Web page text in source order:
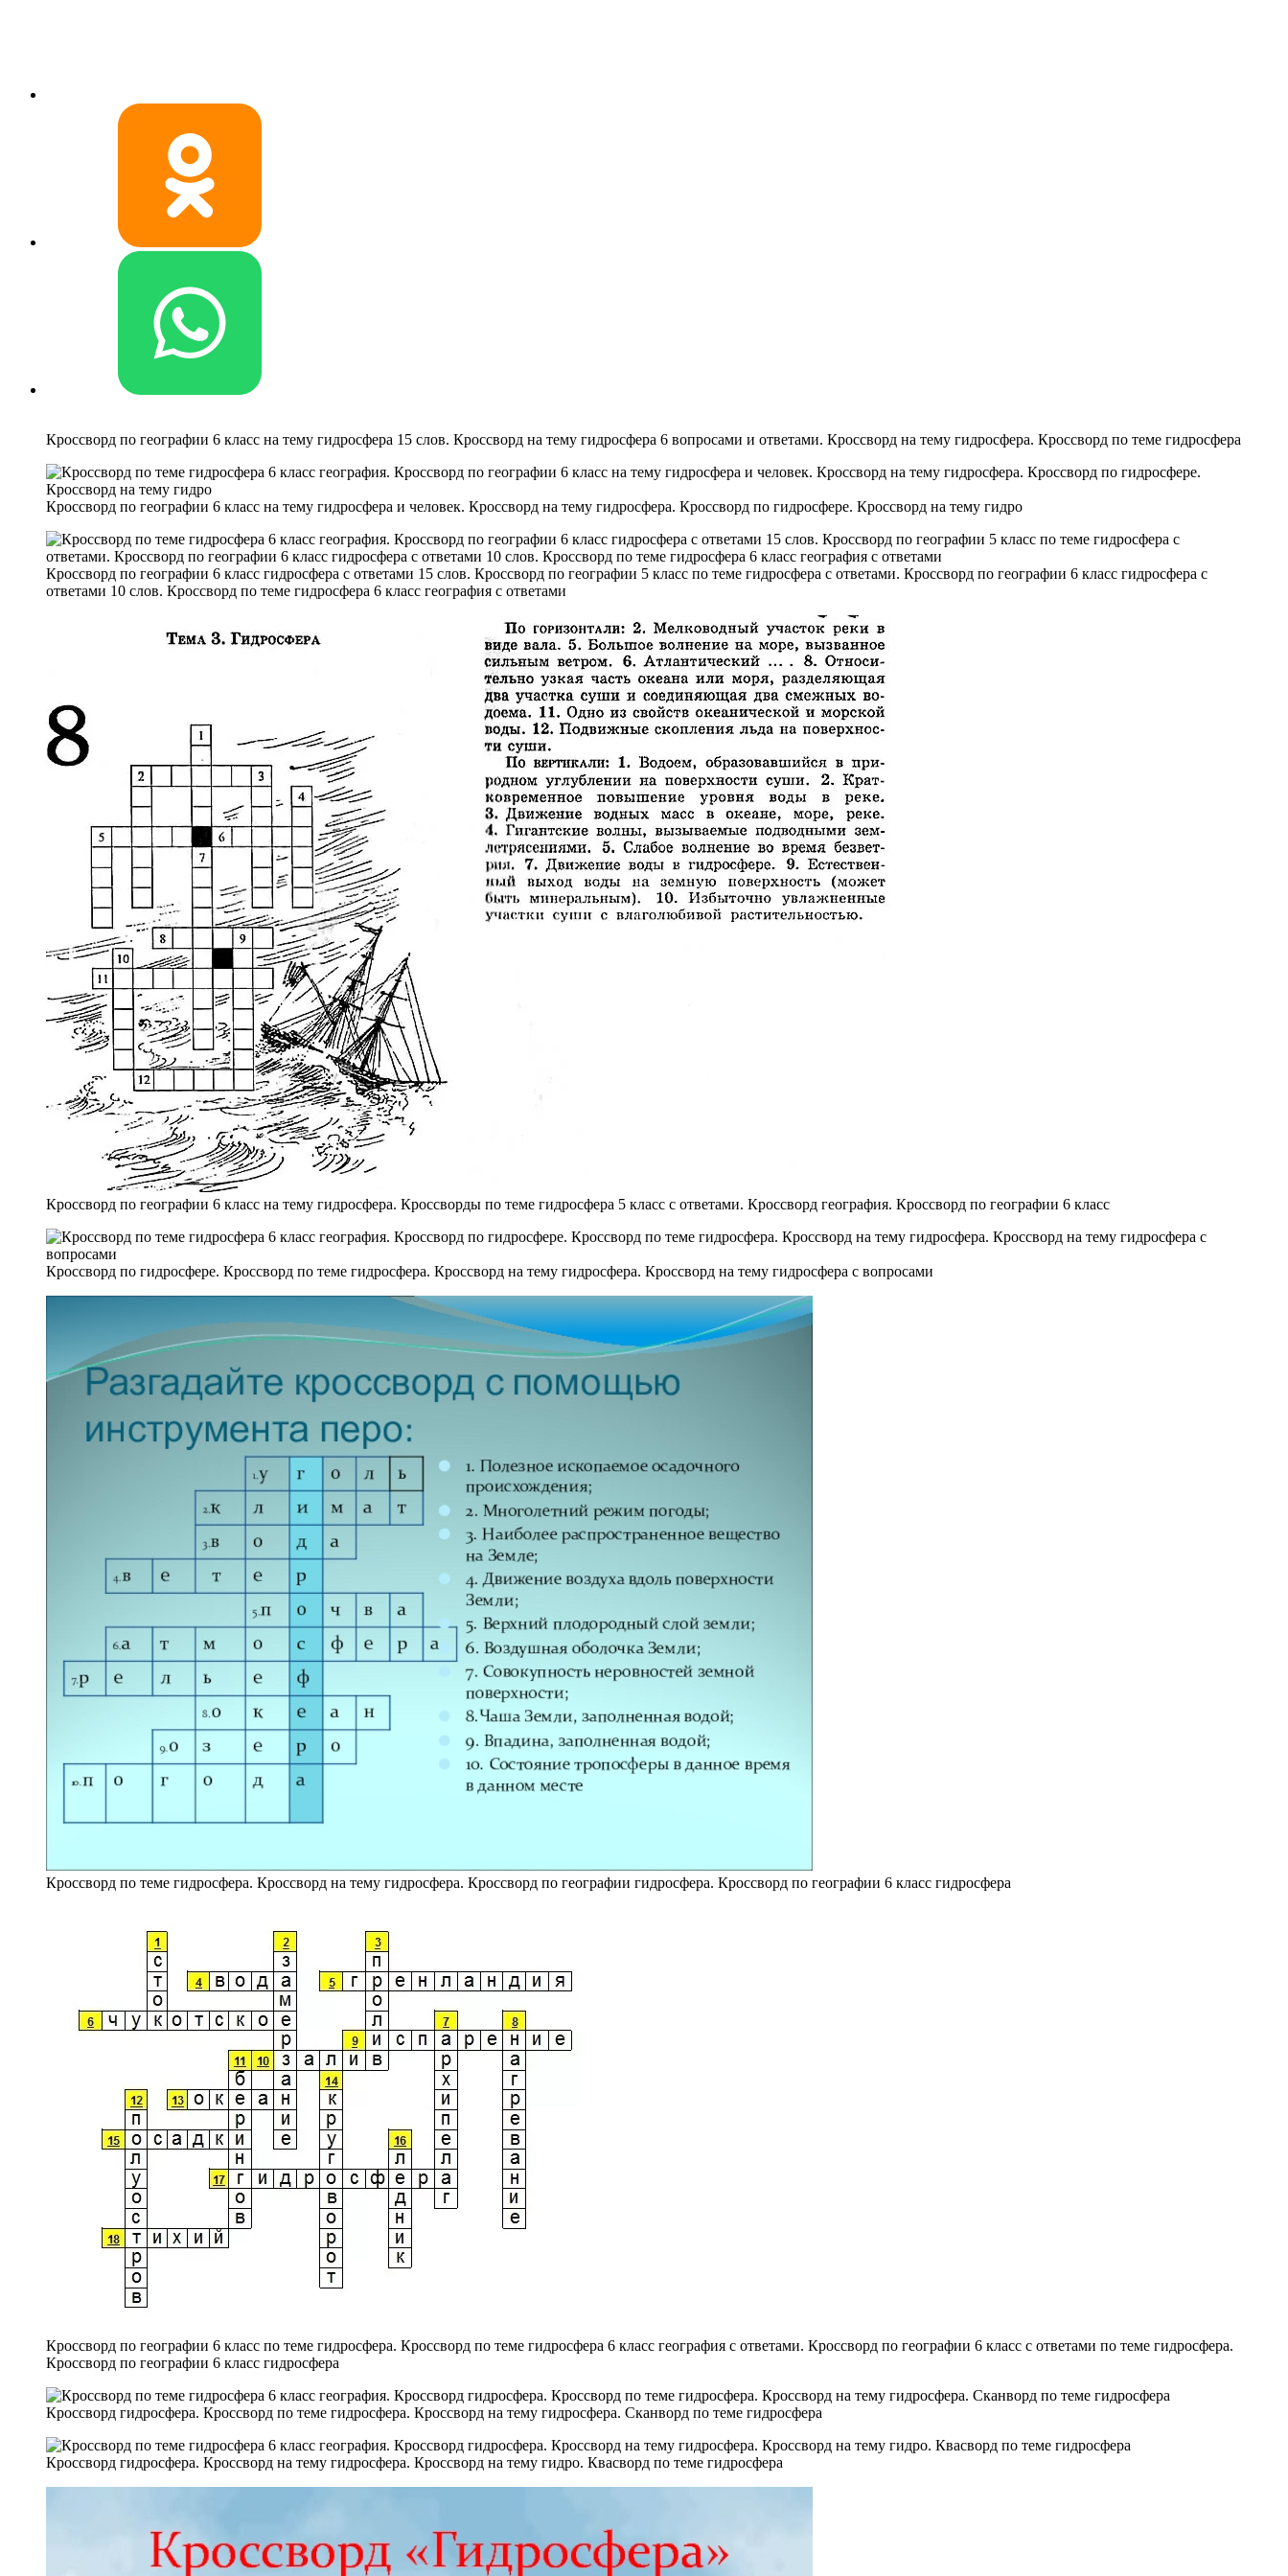
Кроссворд по географии 6 класс на тему гидросфера 15 слов. Кроссворд на тему гидросфера 6 вопросами и ответами. Кроссворд на тему гидросфера. Кроссворд по теме гидросфера
Кроссворд по географии 6 класс на тему гидросфера и человек. Кроссворд на тему гидросфера. Кроссворд по гидросфере. Кроссворд на тему гидро
Кроссворд по географии 6 класс гидросфера с ответами 15 слов. Кроссворд по географии 5 класс по теме гидросфера с ответами. Кроссворд по географии 6 класс гидросфера с
ответами 10 слов. Кроссворд по теме гидросфера 6 класс география с ответами
Кроссворд по географии 6 класс на тему гидросфера. Кроссворды по теме гидросфера 5 класс с ответами. Кроссворд география. Кроссворд по географии 6 класс
Кроссворд по гидросфере. Кроссворд по теме гидросфера. Кроссворд на тему гидросфера. Кроссворд на тему гидросфера с вопросами
Кроссворд по теме гидросфера. Кроссворд на тему гидросфера. Кроссворд по географии гидросфера. Кроссворд по географии 6 класс гидросфера
Кроссворд по географии 6 класс по теме гидросфера. Кроссворд по теме гидросфера 6 класс география с ответами. Кроссворд по географии 6 класс с ответами по теме гидросфера.
Кроссворд по географии 6 класс гидросфера
Кроссворд гидросфера. Кроссворд по теме гидросфера. Кроссворд на тему гидросфера. Сканворд по теме гидросфера
Кроссворд гидросфера. Кроссворд на тему гидросфера. Кроссворд на тему гидро. Квасворд по теме гидросфера